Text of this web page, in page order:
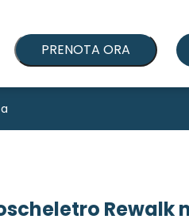
PRENOTA ORA